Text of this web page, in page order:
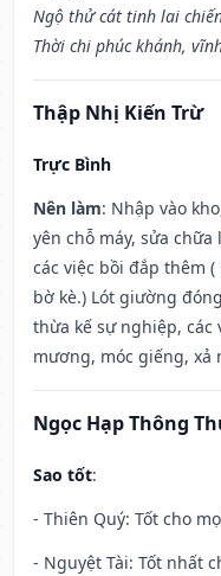
Ngộ thử cát tinh lai
Thời chi phúc khánh,
Thập Nhị Kiến Trừ
Trực Bình
Nên làm: Nhập vào
yên chỗ máy, sửa
các việc bồi đắp thêm
bờ kè.) Lót giường
thừa kế sự nghiệp,
mương, móc giếng, xả
Ngọc Hạp Thông
Sao tốt:
- Thiên Quý: Tốt cho
- Nguyệt Tài: Tốt nhất